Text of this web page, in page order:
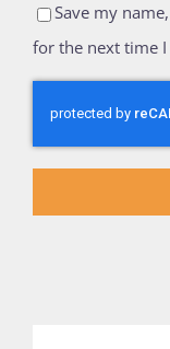
Save my
for the next time